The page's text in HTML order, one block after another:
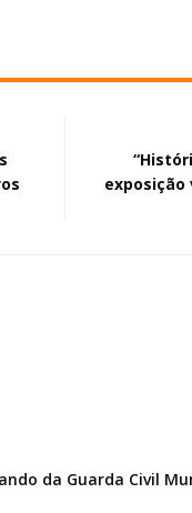
exposição
da Guarda Civil